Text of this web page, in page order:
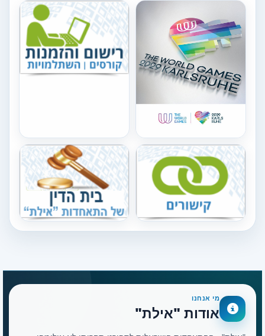
מי אנחנו
אודות "אילת"